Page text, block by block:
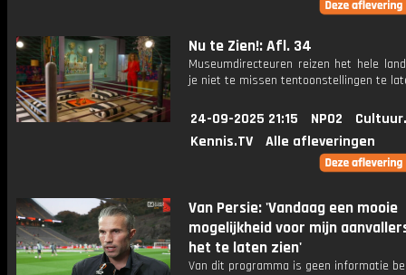
Nu te Zien!: Afl. 34
Museumdirecteuren reizen het hele
je niet te missen tentoonstellingen te
24-09-2025 21:15 NPO2
Kennis.TV
Alle afleveringen
Van Persie: 'Vandaag een mooie
mogelijkheid voor mijn
het te laten zien'
Van dit programma is geen informatie